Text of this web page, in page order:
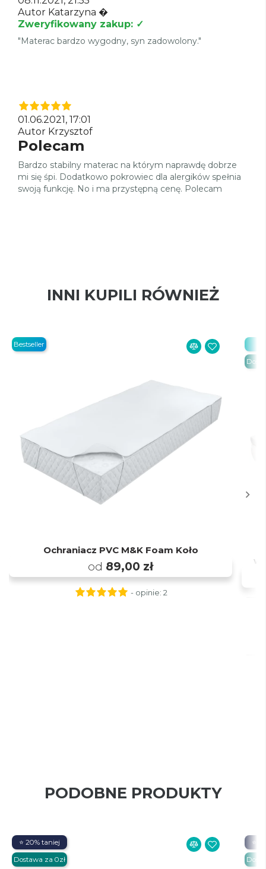
Autor Katarzyna �
Zweryfikowany zakup: ✓
"Materac bardzo wygodny, syn zadowolony."
01.06.2021, 17:01
Autor Krzysztof
Polecam
Bardzo stabilny materac na którym naprawdę dobrze
mi się śpi. Dodatkowo pokrowiec dla alergików spełnia
swoją funkcję. No i ma przystępną cenę. Polecam
INNI KUPILI RÓWNIEŻ
Ochraniacz PVC M&K Foam Koło
od 89,00 zł
Bestseller
- opinie: 2
PODOBNE PRODUKTY
⭐ 20% taniej
Dostawa za 0zł
⭐